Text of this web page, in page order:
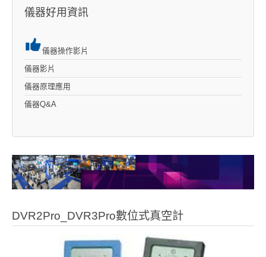
儀器好用資訊
儀器操作影片
儀器影片
儀器原理應用
儀器Q&A
DVR2Pro_DVR3Pro數位式真空計